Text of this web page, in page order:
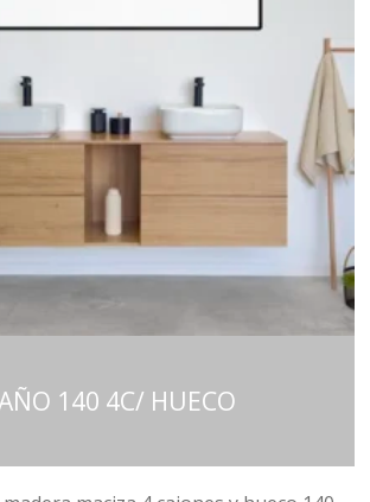
140 4C/ HUECO